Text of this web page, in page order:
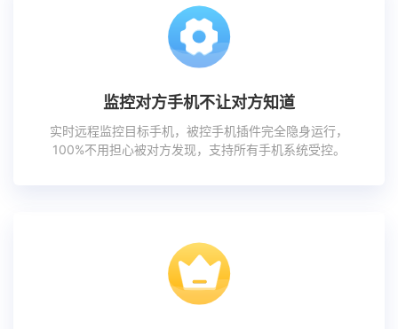
监控对方手机不让对方知道
实时远程监控目标手机，被控手机插件完全隐身运行，
100%不用担心被对方发现，支持所有手机系统受控。